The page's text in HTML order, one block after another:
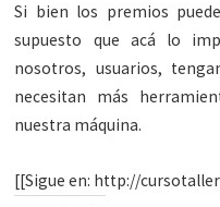
Si bien los premios
supuesto que acá lo
nosotros, usuarios,
necesitan más
nuestra máquina.
[[Sigue en: http://